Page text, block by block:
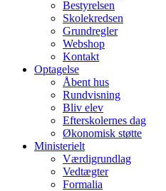
Bestyrelsen
Skolekredsen
Grundregler
Webshop
Kontakt
Optagelse
Åbent hus
Rundvisning
Bliv elev
Efterskolernes dag
Økonomisk støtte
Ministerielt
Værdigrundlag
Vedtægter
Formalia